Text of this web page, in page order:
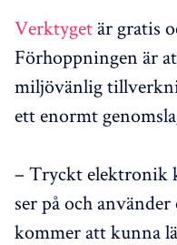
Verktyget är gratis
Förhoppningen är
miljövänlig
ett enormt
– Tryckt elektronik
ser på och
kommer att kunna